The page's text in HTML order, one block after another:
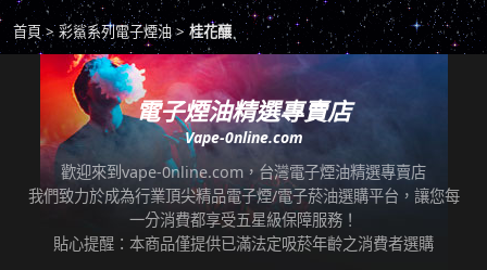
*提示2：至便利店付款並取貨者，請確認您提
交訂單時的暱稱與包裹是否一致，順利付款後
即可取貨。
*提示3：使用超商到店未取貨者，或會影響
「超商取貨信用」而導致無法再次使用超商取
貨服務，請顧客及時前往取貨。
任何運輸配送方式皆有發生延誤之可能，我們
保證訂單成立後會在24小時內出貨，但無法保
證物流配送零機率延遲。
商品若有任何瑕疵問題，請拍照/錄影並聯絡本
站客服，以利於退/換貨保固處理。
七天鑑賞期內有任何非人為問題，可免費退/換
貨。超過七天鑑賞期後若要退/換全新未拆封非
瑕疵商品，將收取總金額的20%服務費，並需
自行承擔來回運費。
本站所有商品在運送途中均有可能因為壓力改
變而造成滲漏問題，如發現滲漏，請拍照/錄影
並聯絡客服進行免費退換。有其他疑慮請聯絡
客服。
首頁 彩鯊系列電子煙油 桂花釀
電子煙油精選專賣店
Vape-0nline.com
歡迎來到vape-0nline.com，台灣電子煙油精選專賣店
我們致力於成為行業頂尖精品電子煙/電子菸油選購平台，讓您每
一分消費都享受五星級保障服務！
貼心提醒：本商品僅提供已滿法定吸菸年齡之消費者選購